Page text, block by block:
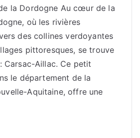
la Dordogne Au cœur de la
où les rivières
des collines verdoyantes
pittoresques, se trouve
Carsac-Aillac. Ce petit
le département de la
Aquitaine, offre une